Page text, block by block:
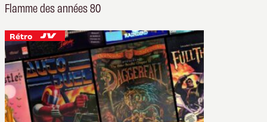
Flamme des années 80
Rétro